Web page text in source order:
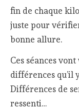
fin de chaque
juste pour
bonne allure.
Ces séances
différences qu’il
Différences de
ressenti…